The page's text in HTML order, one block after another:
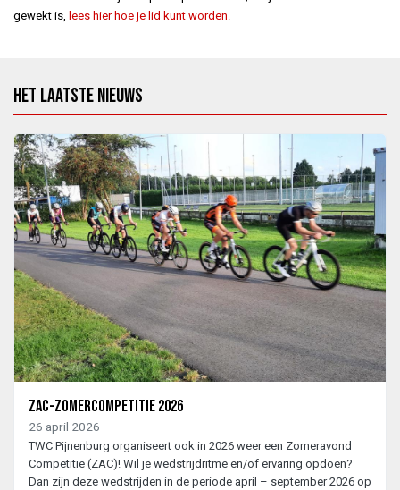
gewekt is, lees hier hoe je lid kunt worden.
Het laatste nieuws
ZAC-zomercompetitie 2026
26 april 2026
TWC Pijnenburg organiseert ook in 2026 weer een Zomeravond
Competitie (ZAC)! Wil je wedstrijdritme en/of ervaring opdoen?
Dan zijn deze wedstrijden in de periode april – september 2026 op